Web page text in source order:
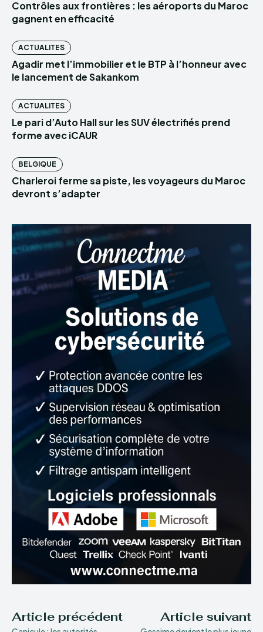
Contrôles aux frontières : les aéroports du Maroc
gagnent en efficacité
ACTUALITES
Agadir met l’immobilier et le BTP à l’honneur avec
le lancement de Sakankom
ACTUALITES
Le pari d’Auto Hall sur les SUV électrifiés prend
forme avec iCAUR
BELGIQUE
Charleroi ferme sa piste, les voyageurs du Maroc
devront s’adapter
Article précédent Article suivant